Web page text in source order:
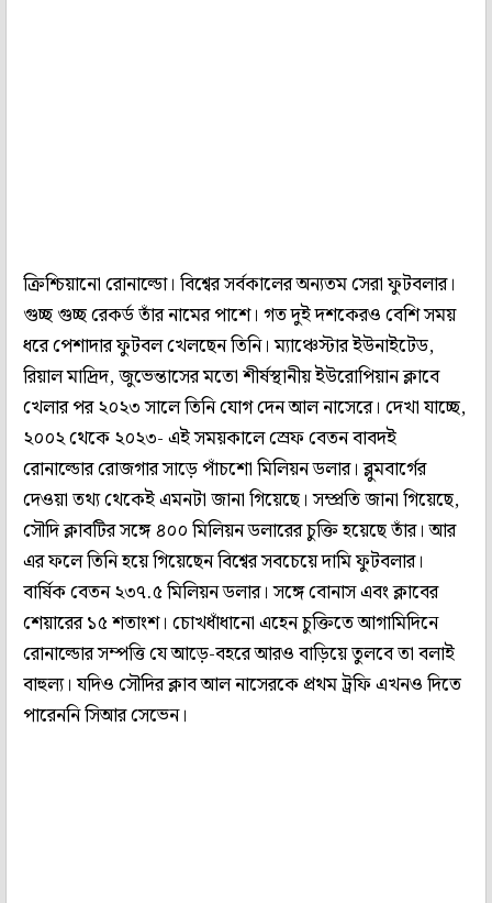
ক্রিশ্চিয়ানো রোনাল্ডো। বিশ্বের সর্বকালের অন্যতম সেরা ফুটবলার।
গুচ্ছ গুচ্ছ রেকর্ড তাঁর নামের পাশে। গত দুই দশকেরও বেশি সময়
ধরে পেশাদার ফুটবল খেলছেন তিনি। ম্যাঞ্চেস্টার ইউনাইটেড,
রিয়াল মাদ্রিদ, জুভেন্তাসের মতো শীর্ষস্থানীয় ইউরোপিয়ান ক্লাবে
খেলার পর ২০২৩ সালে তিনি যোগ দেন আল নাসেরে। দেখা যাচ্ছে,
২০০২ থেকে ২০২৩- এই সময়কালে স্রেফ বেতন বাবদই
রোনাল্ডোর রোজগার সাড়ে পাঁচশো মিলিয়ন ডলার। ব্লুমবার্গের
দেওয়া তথ্য থেকেই এমনটা জানা গিয়েছে। সম্প্রতি জানা গিয়েছে,
সৌদি ক্লাবটির সঙ্গে ৪০০ মিলিয়ন ডলারের চুক্তি হয়েছে তাঁর। আর
এর ফলে তিনি হয়ে গিয়েছেন বিশ্বের সবচেয়ে দামি ফুটবলার।
বার্ষিক বেতন ২৩৭.৫ মিলিয়ন ডলার। সঙ্গে বোনাস এবং ক্লাবের
শেয়ারের ১৫ শতাংশ। চোখধাঁধানো এহেন চুক্তিতে আগামিদিনে
রোনাল্ডোর সম্পত্তি যে আড়ে-বহরে আরও বাড়িয়ে তুলবে তা বলাই
বাহুল্য। যদিও সৌদির ক্লাব আল নাসেরকে প্রথম ট্রফি এখনও দিতে
পারেননি সিআর সেভেন।